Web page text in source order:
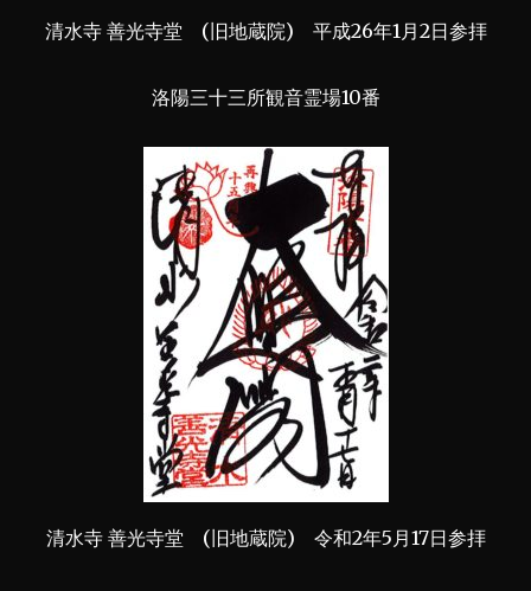
清水寺 善光寺堂 (旧地蔵院) 平成26年1月2日参拝
洛陽三十三所観音霊場10番
清水寺 善光寺堂 (旧地蔵院) 令和2年5月17日参拝